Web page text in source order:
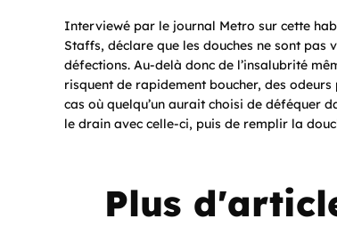
Interviewé par le journal Metro sur cette
Staffs, déclare que les douches ne sont pas
défections. Au-delà donc de l’insalubrité
risquent de rapidement boucher, des
cas où quelqu’un aurait choisi de déféquer
le drain avec celle-ci, puis de remplir la
Plus